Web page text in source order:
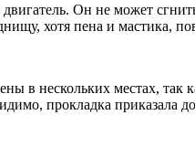
Он не может
хотя пена и мастика,
нескольких местах, так
прокладка приказала